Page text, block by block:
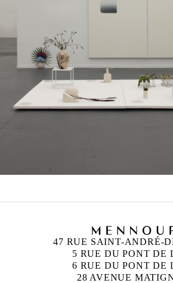
47 RUE SAINT-ANDRÉ-
5 RUE DU PONT DE
6 RUE DU PONT DE
28 AVENUE